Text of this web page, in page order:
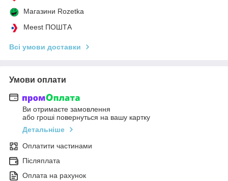
Магазини Rozetka
Meest ПОШТА
Всі умови доставки
Умови оплати
Ви отримаєте замовлення
або гроші повернуться на вашу картку
Детальніше
Оплатити частинами
Післяплата
Оплата на рахунок